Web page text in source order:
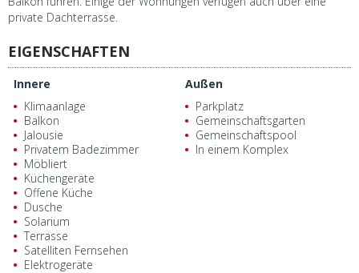
private Dachterrasse.
EIGENSCHAFTEN
Innere
Klimaanlage
Balkon
Jalousie
Privatem Badezimmer
Möbliert
Küchengeräte
Offene Küche
Dusche
Solarium
Terrasse
Satelliten Fernsehen
Elektrogeräte
Außen
Parkplatz
Gemeinschaftsgarten
Gemeinschaftspool
In einem Komplex